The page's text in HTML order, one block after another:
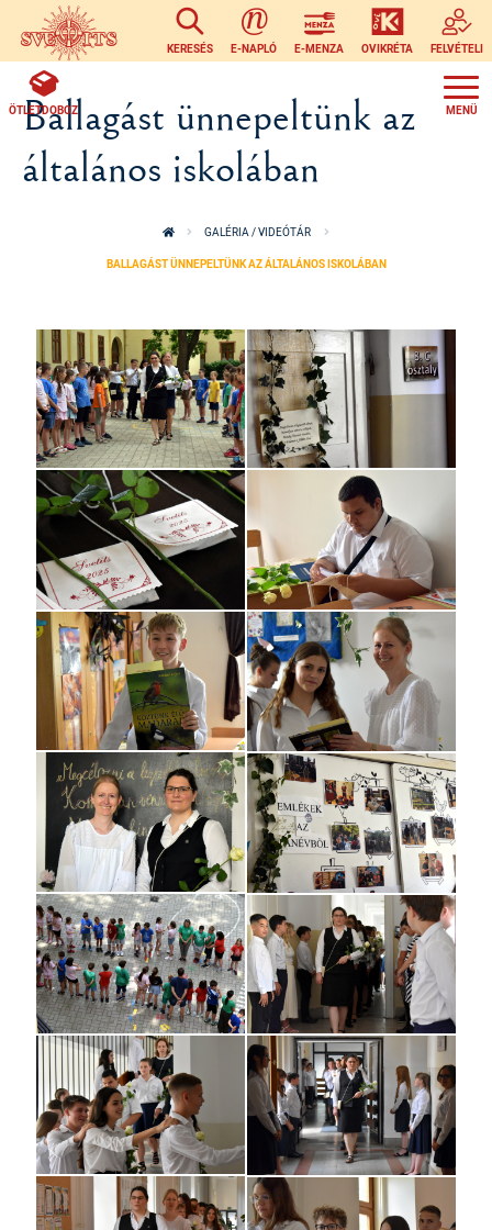
Ugrás a tartalomra
KERESÉS E-NAPLÓ E-MENZA OVIKRÉTA FELVÉTELI
ÖTLETDOBOZ
Ballagást ünnepeltünk az
általános iskolában
GALÉRIA / VIDEÓTÁR
BALLAGÁST ÜNNEPELTÜNK AZ ÁLTALÁNOS ISKOLÁBAN